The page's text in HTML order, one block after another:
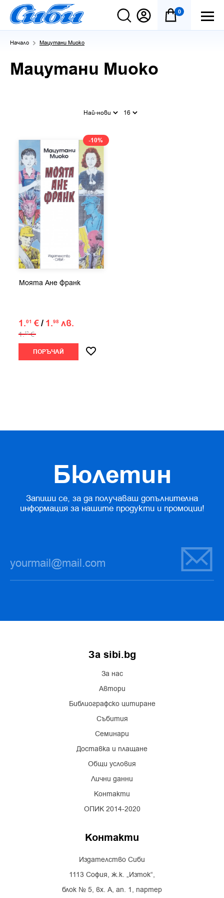
0
Начало Мацутани Миоко
Мацутани Миоко
Най-нови 16
-10%
Моята Ане Франк
1.01 €/ 1.98 лв.
1.12 €
ПОРЪЧАЙ
Бюлетин
Запиши се, за да получаваш допълнителна
информация за нашите продукти и промоции!
За sibi.bg
За нас
Автори
Библиографско цитиране
Събития
Семинари
Доставка и плащане
Общи условия
Лични данни
Контакти
ОПИК 2014-2020
Контакти
Издателство Сиби
1113 София, ж.к. „Изток“,
блок № 5, вх. А, ап. 1, партер